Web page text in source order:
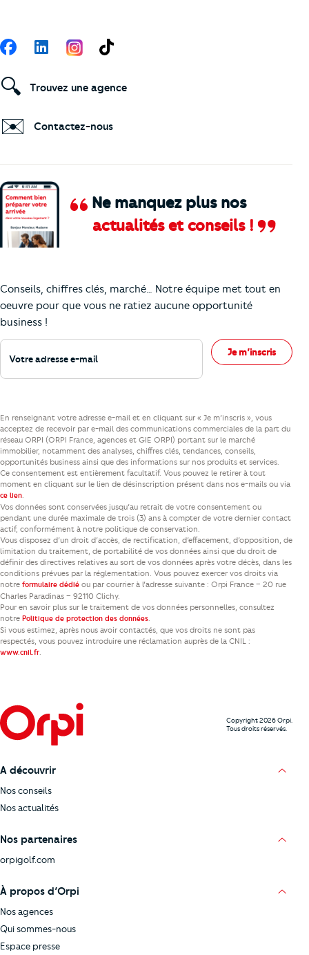
Ne manquez plus nos
actualités et conseils !
Conseils, chiffres clés, marché… Notre équipe met tout en
oeuvre pour que vous ne ratiez aucune opportunité
business !
Votre adresse e-mail
Je m’inscris
Suivez-nous
FacebookLinkedIn TikTok
🔍 Trouvez une agence
✉️ Contactez-nous
En renseignant votre adresse e-mail et en cliquant sur « Je m’inscris », vous
acceptez de recevoir par e-mail des communications commerciales de la part du
réseau ORPI (ORPI France, agences et GIE ORPI) portant sur le marché
immobilier, notamment des analyses, chiffres clés, tendances, conseils,
opportunités business ainsi que des informations sur nos produits et services.
Ce consentement est entièrement facultatif. Vous pouvez le retirer à tout
moment en cliquant sur le lien de désinscription présent dans nos e-mails ou via
ce lien.
Vos données sont conservées jusqu’au retrait de votre consentement ou
pendant une durée maximale de trois (3) ans à compter de votre dernier contact
actif, conformément à notre politique de conservation.
Vous disposez d’un droit d’accès, de rectification, d’effacement, d’opposition, de
limitation du traitement, de portabilité de vos données ainsi que du droit de
définir des directives relatives au sort de vos données après votre décès, dans les
conditions prévues par la réglementation. Vous pouvez exercer vos droits via
notre formulaire dédié ou par courrier à l’adresse suivante : Orpi France – 20 rue
Charles Paradinas – 92110 Clichy.
Pour en savoir plus sur le traitement de vos données personnelles, consultez
notre Politique de protection des données.
Si vous estimez, après nous avoir contactés, que vos droits ne sont pas
respectés, vous pouvez introduire une réclamation auprès de la CNIL :
www.cnil.fr.
Copyright 2026 Orpi.
Tous droits réservés.
A découvrir
Nos conseils
Nos actualités
Nos partenaires
orpigolf.com
À propos d’Orpi
Nos agences
Qui sommes-nous
Espace presse